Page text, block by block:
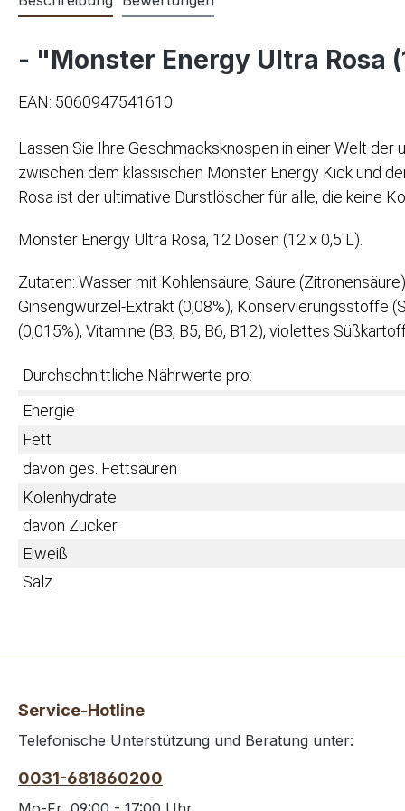
- "Monster Energy Ultra Rosa
EAN: 5060947541610
Lassen Sie Ihre Geschmacksknospen in einer Welt
zwischen dem klassischen Monster Energy Kick und
Rosa ist der ultimative Durstlöscher für alle, die keine
Monster Energy Ultra Rosa, 12 Dosen (12 x 0,5 L).
Zutaten: Wasser mit Kohlensäure, Säure
Ginsengwurzel-Extrakt (0,08%), Konservierungsstoffe
(0,015%), Vitamine (B3, B5, B6, B12), violettes
Durchschnittliche Nährwerte pro:
Energie
Fett
davon ges. Fettsäuren
Kolenhydrate
davon Zucker
Eiweiß
Salz
Service-Hotline
Telefonische Unterstützung und Beratung unter:
0031-681860200